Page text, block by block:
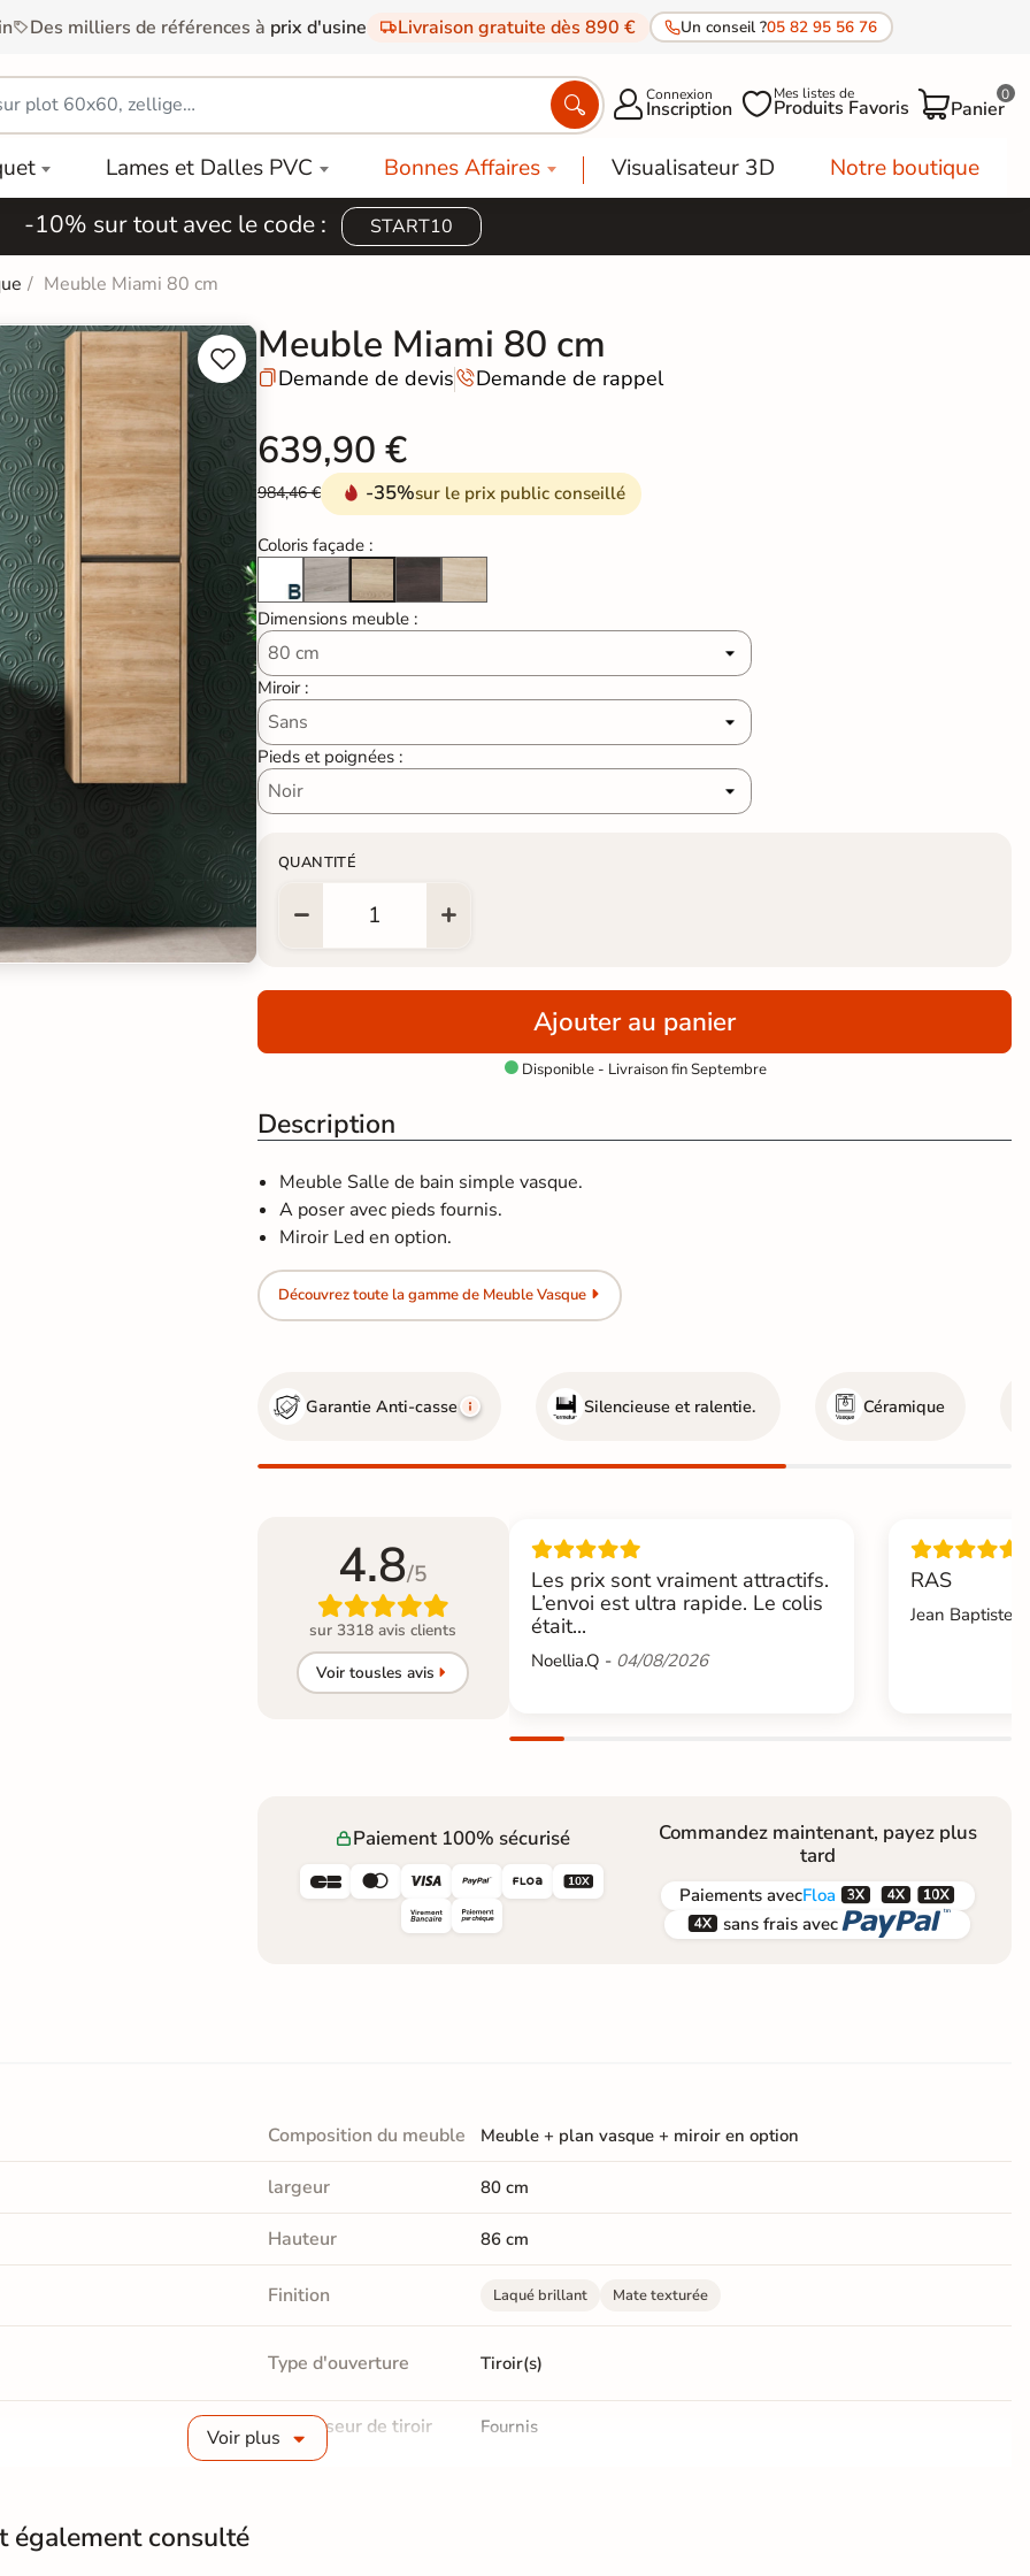
Des milliers de références à prix d'usine Livraison gratuite dès 890 € Un conseil ?05 82 95 56 76
 Connexion
Inscription Mes listes de
Produits Favoris Panier
0
Lames et Dalles PVC Bonnes Affaires Visualisateur 3D Notre boutique
-10% sur tout avec le code : START10
Meuble Miami 80 cm

 Meuble Miami 80 cm
Demande de devisDemande de rappel
639,90 €
984,46 € -35%sur le prix public conseillé
Coloris façade :
Blanc laqué brillant
Pins grisChêne naturelWengue nature
Dimensions meuble :
Miroir :
Pieds et poignées :
QUANTITÉ
Ajouter au panier
Disponible - Livraison fin Septembre
Description
Meuble Salle de bain simple vasque.
A poser avec pieds fournis.
Miroir Led en option.
Découvrez toute la gamme de Meuble Vasque
Garantie Anti-casse Silencieuse et ralentie. Céramique
4.8/5

sur 3318 avis clients
Voir tousles avis
Les prix sont vraiment attractifs.
L’envoi est ultra rapide. Le colis
était...
Noellia.Q - 04/08/2026
RAS
Jean
Paiement 100% sécurisé
     
Commandez maintenant, payez plus
tard
PaiementsavecFloa  
 sans frais avec 
Composition du meuble Meuble + plan vasque + miroir en option
largeur 80 cm
Hauteur 86 cm
Finition Laqué brillant Mate texturée
Type d'ouverture Tiroir(s)
Organiseur de tiroir Fournis
Voir plus
également consulté